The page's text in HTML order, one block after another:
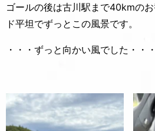
ゴールの後は古川駅まで40kmのお
ド平坦でずっとこの風景です。
・・・ずっと向かい風でした・・・